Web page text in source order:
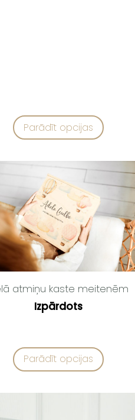
Parādīt opcijas
atmiņu kaste meitenēm
Izpārdots
Parādīt opcijas